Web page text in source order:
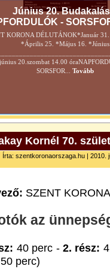
Június 20.
-
KORONA DÉLUTÁNOK*Január
*Április 25. *Május 16. *Június
június 20.szombat 14.00
SORSFOR...
Tovább
Kornél 70.
Írta: szentkoronaorszaga.hu | 2010.
SZENT
az
40 perc -2. rész:
50 perc)